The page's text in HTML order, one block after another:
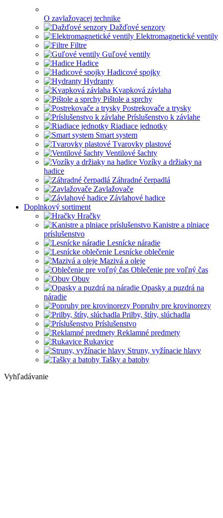
O zavlažovacej technike
Dažďové senzory
Elektromagnetické ventily
Filtre
Guľové ventily
Hadice
Hadicové spojky
Hydranty
Kvapková závlaha
Pištole a sprchy
Postrekovače a trysky
Príslušenstvo k závlahe
Riadiace jednotky
Smart system
Tvarovky plastové
Ventilové šachty
Vozíky a držiaky na
hadice
Záhradné čerpadlá
Zavlažovače
Závlahové hadice
Doplnkový sortiment
Hračky
Kanistre a plniace
príslušenstvo
Lesnícke náradie
Lesnícke oblečenie
Mazivá a oleje
Oblečenie pre voľný čas
Obuv
Opasky a puzdrá na
náradie
Popruhy pre krovinorezy
Prilby, štíty, slúchadla
Príslušenstvo
Reklamné predmety
Rukavice
Struny, vyžínacie hlavy
Tašky a batohy
Vyhľadávanie